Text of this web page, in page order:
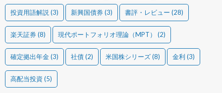
投資用語解説 (3) 新興国債券(3) 書評・レビュー (28)
楽天証券(8) 現代ポートフォリオ理論（MPT） (2)
確定拠出年金(3) 社債(2) 米国株シリーズ(8) 金利 (3)
高配当投資 (5)